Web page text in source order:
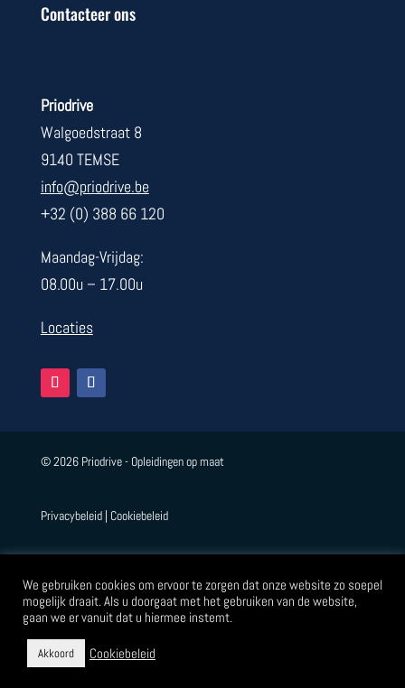
Contacteer ons
Priodrive
Walgoedstraat 8
9140 TEMSE
info@priodrive.be
+32 (0) 388 66 120
Maandag-Vrijdag:
08.00u – 17.00u
Locaties
© 2026 Priodrive - Opleidingen op maat
Privacybeleid| Cookiebeleid
We gebruiken cookies om ervoor te zorgen dat onze website zo soepel
mogelijk draait. Als u doorgaat met het gebruiken van de website,
gaan we er vanuit dat u hiermee instemt.
Akkoord Cookiebeleid